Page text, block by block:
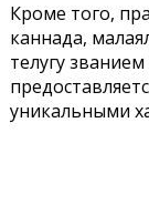
Кроме того,
каннада,
телугу званием
уникальными